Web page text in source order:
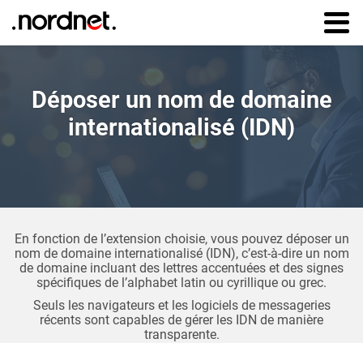
Aller au
contenu
principal
Déposer un nom de domaine
internationalisé (IDN)
En fonction de l’extension choisie, vous pouvez déposer un
nom de domaine internationalisé (IDN), c’est-à-dire un nom
de domaine incluant des lettres accentuées et des signes
spécifiques de l’alphabet latin ou cyrillique ou grec.
Seuls les navigateurs et les logiciels de messageries
récents sont capables de gérer les IDN de manière
transparente.